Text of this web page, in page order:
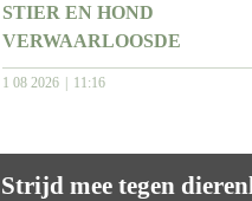
STIER EN HOND
VERWAARLOOSDE
1 08 2026 11:16
Strijd mee tegen